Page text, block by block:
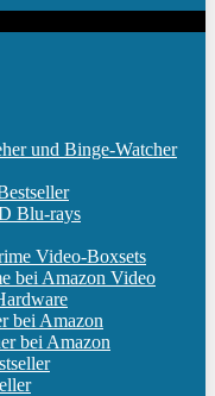
und Binge-Watcher
Blu-rays
Video-Boxsets
bei Amazon Video
bei Amazon
bei Amazon